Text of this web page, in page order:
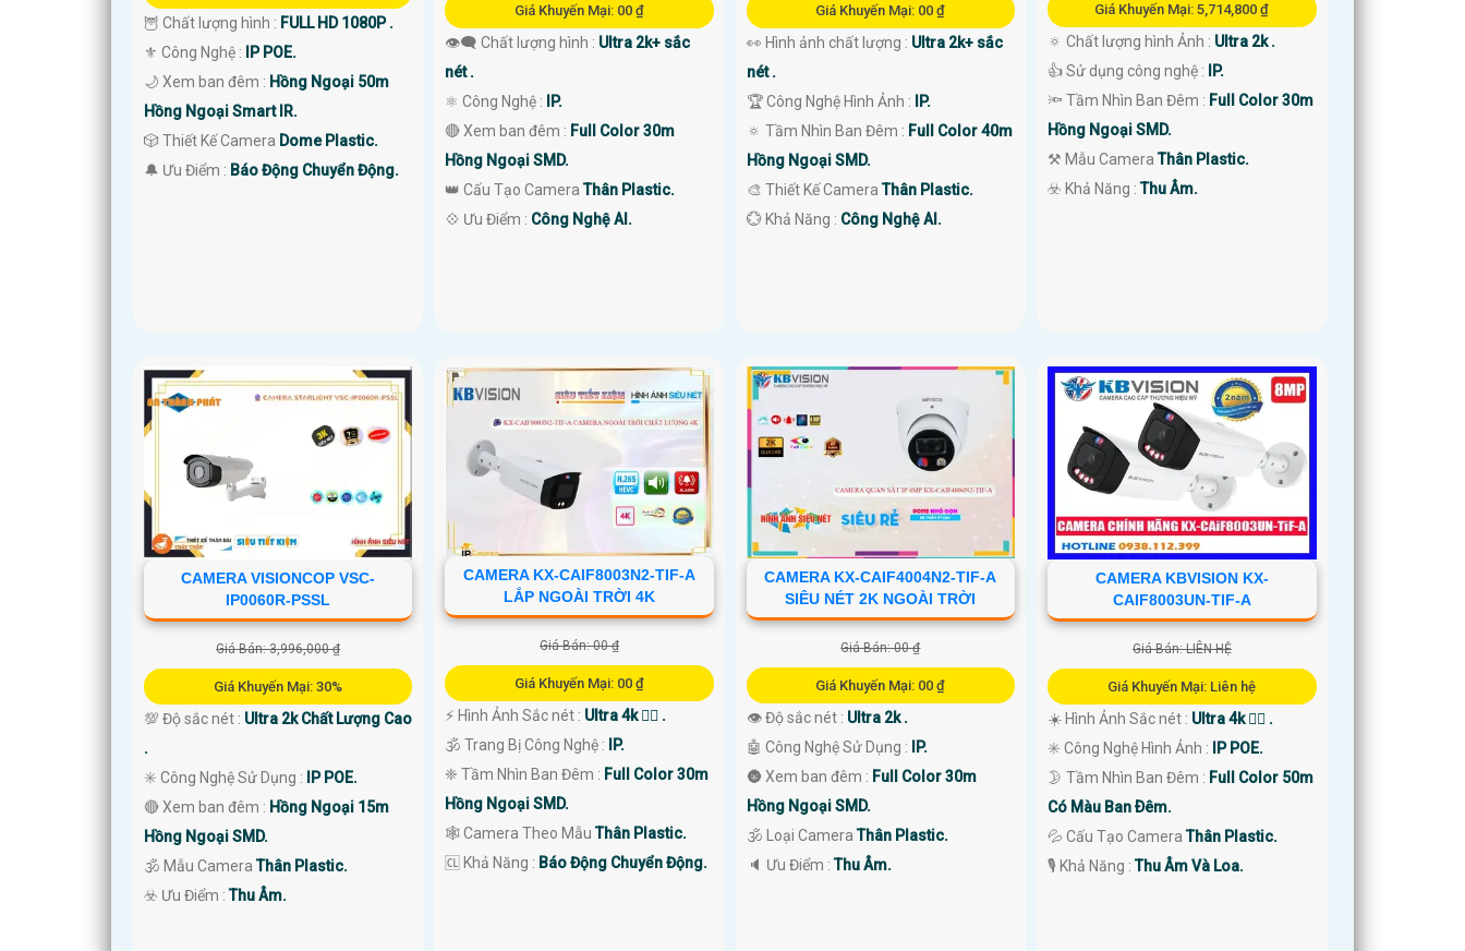
🦉 Chất lượng hình : FULL HD 1080P .
⚜️ Công Nghệ :
IP POE.
🌙 Xem ban đêm : Hồng Ngoại 50m
Hồng Ngoại Smart IR.
🎲 Thiết Kế Camera Dome Plastic.
️🔔 Ưu Điểm : Báo Động Chuyển Động.
Giá Khuyến Mại: 00 ₫
👁️‍🗨 Chất lượng hình : Ultra 2k+ sắc
nét .
⚛️ Công Nghệ :
IP.
🔴 Xem ban đêm : Full Color 30m
Hồng Ngoại SMD.
👑 Cấu Tạo CameraThân Plastic.
️💠 Ưu Điểm : Công Nghệ AI.
Giá Khuyến Mại: 00 ₫
👀 Hình ảnh chất lượng : Ultra 2k+ sắc
nét .
🏆 Công Nghệ Hình Ảnh :
IP.
🔅 Tầm Nhìn Ban Đêm : Full Color 40m
Hồng Ngoại SMD.
🎨 Thiết Kế CameraThân Plastic.
️💮 Khả Năng : Công Nghệ AI.
Giá Khuyến Mại: 5,714,800 ₫
🔅 Chất lượng hình Ảnh : Ultra 2k .
👍 Sử dụng công nghệ :
IP.
🔦 Tầm Nhìn Ban Đêm : Full Color 30m
Hồng Ngoại SMD.
⚒ Mẫu CameraThân Plastic.
️☣️ Khả Năng :Thu Âm.
CAMERA VISIONCOP VSC-
IP0060R-PSSL
Giá Bán: 3,996,000 ₫
Giá Khuyến Mại: 30%
💯 Độ sắc nét : Ultra 2k Chất Lượng Cao
.
✳️ Công Nghệ Sử Dụng :
IP POE.
🔴 Xem ban đêm : Hồng Ngoại 15m
Hồng Ngoại SMD.
🕉️ Mẫu CameraThân Plastic.
️☣️ Ưu Điểm :Thu Âm.
CAMERA KX-CAIF8003N2-TIF-A
LẮP NGOÀI TRỜI 4K
Giá Bán: 00 ₫
Giá Khuyến Mại: 00 ₫
️⚡ Hình Ảnh Sắc nét : Ultra 4k 👍🏾 .
🕉️ Trang Bị Công Nghệ :
IP.
❈ Tầm Nhìn Ban Đêm : Full Color 30m
Hồng Ngoại SMD.
🕸️ Camera Theo MẫuThân Plastic.
️🆑 Khả Năng : Báo Động Chuyển Động.
CAMERA KX-CAIF4004N2-TIF-A
SIÊU NÉT 2K NGOÀI TRỜI
Giá Bán: 00 ₫
Giá Khuyến Mại: 00 ₫
👁 Độ sắc nét : Ultra 2k .
🤖️ Công Nghệ Sử Dụng :
IP.
🌚 Xem ban đêm : Full Color 30m
Hồng Ngoại SMD.
🕉️ Loại CameraThân Plastic.
️🔈 Ưu Điểm :Thu Âm.
CAMERA KBVISION KX-
CAIF8003UN-TIF-A
Giá Bán: LIÊN HỆ
Giá Khuyến Mại: Liên hệ
☀️ Hình Ảnh Sắc nét : Ultra 4k 👍🏾 .
✳️ Công Nghệ Hình Ảnh :
IP POE.
🌛 Tầm Nhìn Ban Đêm : Full Color 50m
Có Màu Ban Ðêm.
💦 Cấu Tạo CameraThân Plastic.
️🎙 Khả Năng :Thu Âm Và Loa.